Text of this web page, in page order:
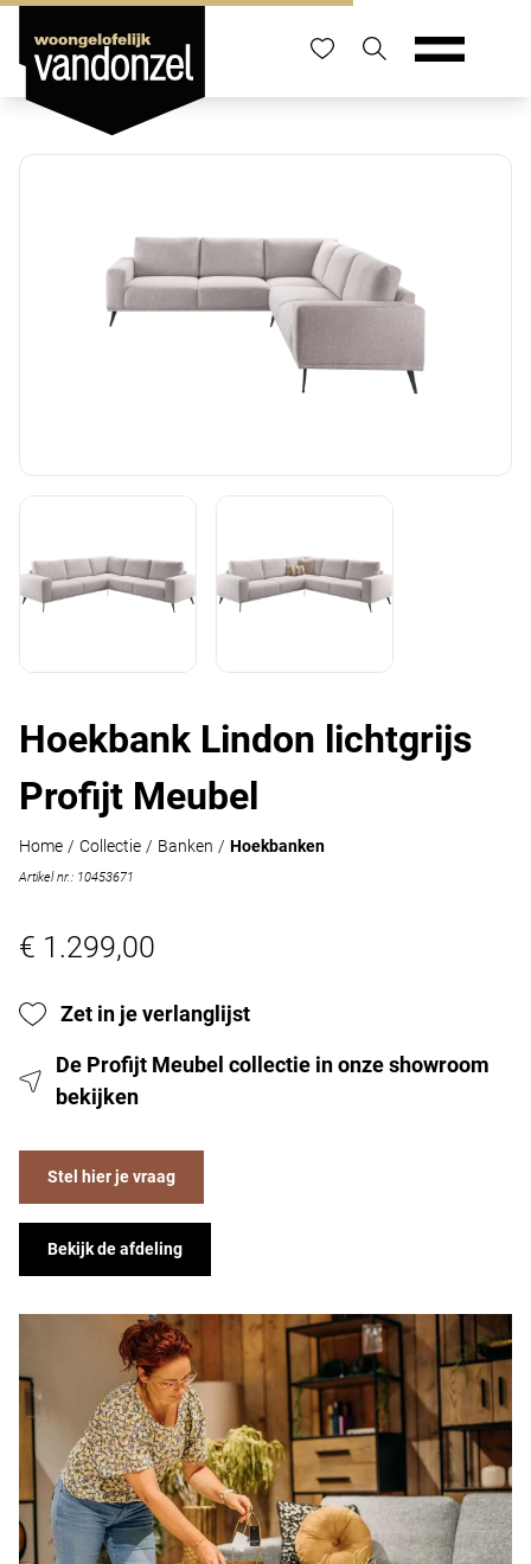
Hoekbank Lindon lichtgrijs
Profijt Meubel
Home / Collectie / Banken / Hoekbanken
Artikel nr.: 10453671
€ 1.299,00
Zet in je verlanglijst
De Profijt Meubel collectie in onze showroom
bekijken
Stel hier je vraag
Bekijk de afdeling